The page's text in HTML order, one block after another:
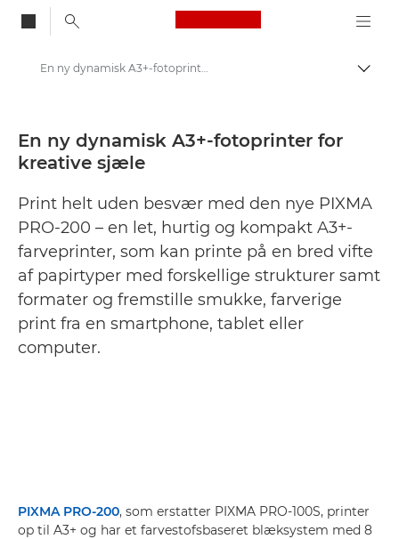
Canon Logo, back
Skift
Presse
En ny dynamisk A3+-fotoprinter for kreative sjæle - Canon Danmarks presse-site
En ny dynamisk A3+-fotoprinter for
kreative sjæle
Print helt uden besvær med den nye PIXMA
PRO-200 – en let, hurtig og kompakt A3+-
farveprinter, som kan printe på en bred vifte
af papirtyper med forskellige strukturer samt
formater og fremstille smukke, farverige
print fra en smartphone, tablet eller
computer.
PIXMA PRO-200, som erstatter PIXMA PRO-100S, printer
op til A3+ og har et farvestofsbaseret blæksystem med 8